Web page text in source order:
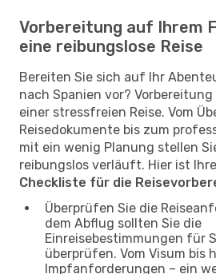
Vorbereitung auf Ihrem
eine reibungslose Reise
Bereiten Sie sich auf Ihr
nach Spanien vor?
einer stressfreien Reise. Vom
Reisedokumente bis zum
mit ein wenig Planung stellen
reibungslos verläuft. Hier ist Ihre
Checkliste für die
Überprüfen Sie die
dem Abflug sollten Sie die
Einreisebestimmungen für
überprüfen. Vom Visum bis
Impfanforderungen – ein